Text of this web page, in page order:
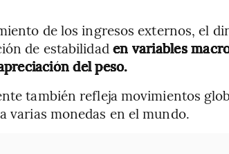
de los ingresos externos, el
de estabilidad en variables
del peso.
también refleja movimientos
varias monedas en el mundo.